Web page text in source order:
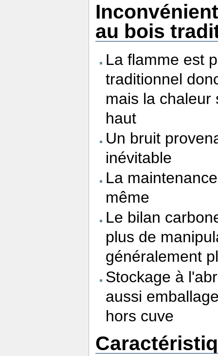
au bois
La flamme est
traditionnel
mais la chaleur
haut
Un bruit
inévitable
La
même
Le bilan
plus de
généralement
Stockage à
aussi
hors cuve